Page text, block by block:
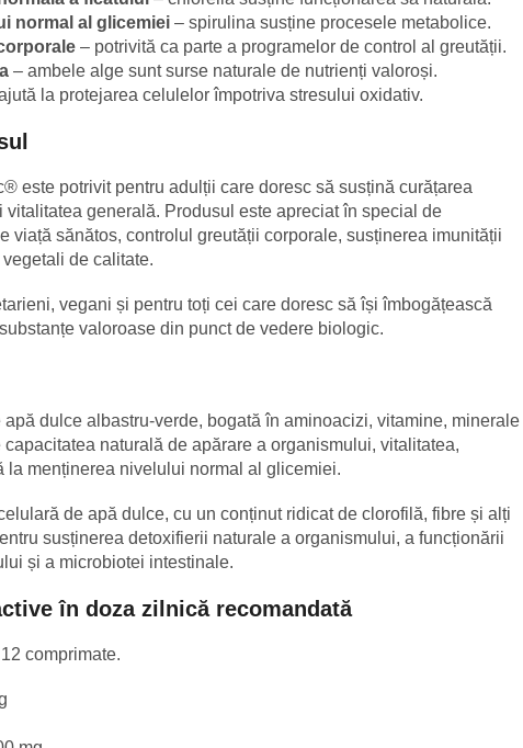
normal al glicemiei – spirulina susține procesele metabolice.
– potrivită ca parte a programelor de control al greutății.
– ambele alge sunt surse naturale de nutrienți valoroși.
la protejarea celulelor împotriva stresului oxidativ.
este potrivit pentru adulții care doresc să susțină curățarea
generală. Produsul este apreciat în special de
viață sănătos, controlul greutății corporale, susținerea imunității
de calitate.
vegani și pentru toți cei care doresc să își îmbogățească
valoroase din punct de vedere biologic.
apă dulce albastru-verde, bogată în aminoacizi, vitamine, minerale
naturală de apărare a organismului, vitalitatea,
la menținerea nivelului normal al glicemiei.
de apă dulce, cu un conținut ridicat de clorofilă, fibre și alți
susținerea detoxifierii naturale a organismului, a funcționării
și a microbiotei intestinale.
în doza zilnică recomandată
comprimate.